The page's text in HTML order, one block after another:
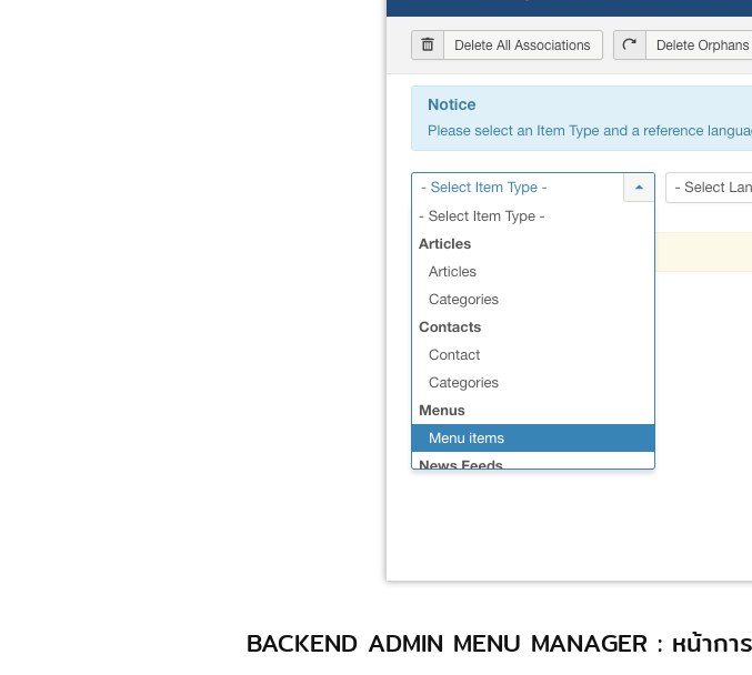
BACKEND ADMIN MENU MANAGER : หน้าก